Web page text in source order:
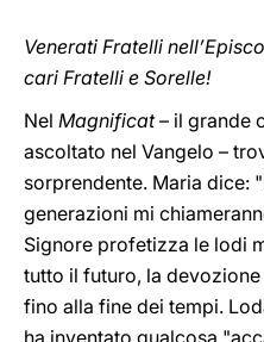
Venerati Fratelli
cari Fratelli e Sorelle!
Nel Magnificat– il grande
ascoltato nel Vangelo –
sorprendente. Maria dice:
generazioni mi
Signore profetizza le lodi
tutto il futuro, la
fino alla fine dei tempi.
ha inventato qualcosa